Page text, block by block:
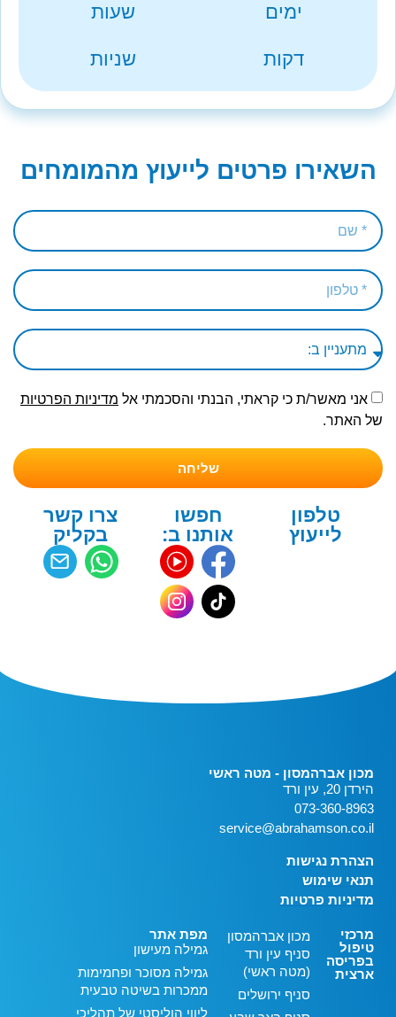
ימים
שעות
דקות שניות
השאירו פרטים לייעוץ מהמומחים
אני מאשר/ת כי קראתי, הבנתי והסכמתי אל מדיניות הפרטיות
של האתר.
שליחה
טלפון
לייעוץ
חפשו
אותנו ב:
צרו קשר
בקליק
מכון אברהמסון - מטה ראשי
הירדן 20, עין ורד
073-360-8963
service@abrahamson.co.il
הצהרת נגישות
תנאי שימוש
מדיניות פרטיות
מרכזי
טיפול
בפריסה
ארצית
מכון אברהמסון
סניף עין ורד
(מטה ראשי)
סניף ירושלים
מפת אתר
גמילה מעישון
גמילה מסוכר ופחמימות
ממכרות בשיטה טבעית
ליווי הוליסטי של תהליכי